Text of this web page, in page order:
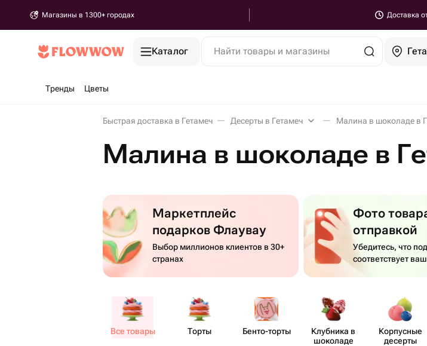
Магазины в 1300+ городах Доставка
Каталог Найти товары и магазины
Тренды Цветы
Быстрая доставка в Гетамеч Десерты в Гетамеч Малина в шоколаде в
Малина в шоколаде в
Маркетплейс
подарков Флаувау
Выбор миллионов клиентов в 30+
странах
Фото
отправкой
Убедитесь, что
соответствует
Все товары Торты Бенто​-торты
Клубника в
шоколаде
Корпусные
десерты